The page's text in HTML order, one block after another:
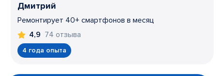
Дмитрий
Ремонтирует 40+ смартфонов в месяц
4,9 74 отзыва
4 года опыта